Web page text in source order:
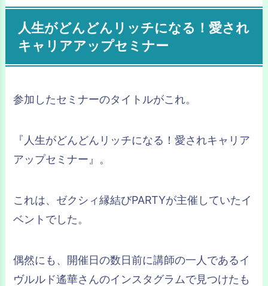
人生がどんどんリッチになる！愛され
キャリアアップセミナー
参加したセミナーのタイトルがこれ。
『人生がどんどんリッチになる！愛されキャリア
アップセミナー』。
これは、ゼクシィ縁結びPARTYが主催していたイ
ベントでした。
偶然にも、開催日の数日前に講師の一人であるイ
ヴルルド遙華さんのインスタグラムで見つけたも